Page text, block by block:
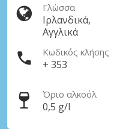
Γλώσσα
Ιρλανδικά,
Αγγλικά
Κωδικός κλήσης
+ 353
Όριο αλκοόλ
0,5 g/l